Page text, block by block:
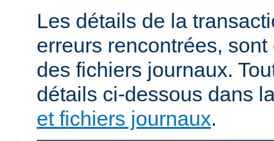
Les détails de la
erreurs rencontrées,
des fichiers journaux.
détails ci-dessous dans
et fichiers journaux.